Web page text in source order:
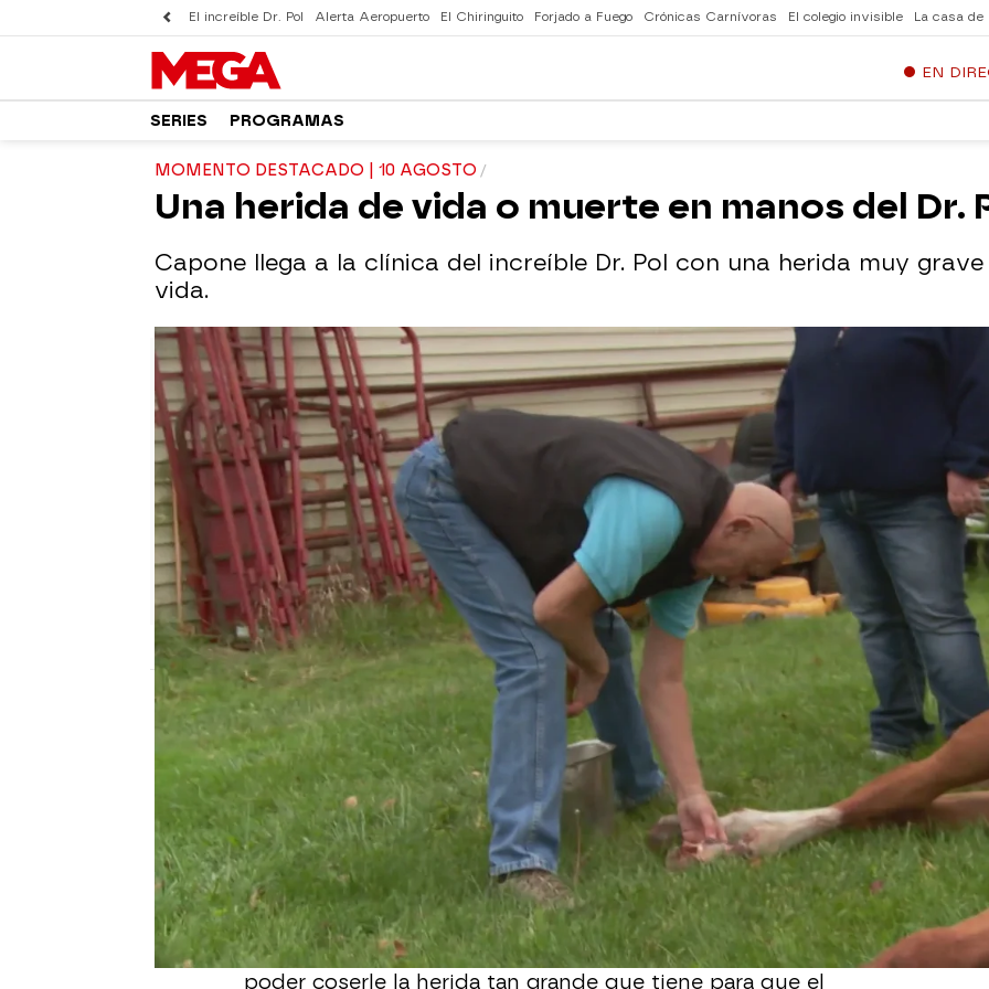
El increíble Dr. Pol Alerta Aeropuerto El Chiringuito Forjado a Fuego Crónicas Carnívoras El colegio invisible La casa de
EN
SERIES PROGRAMAS
MOMENTO DESTACADO | 10 AGOSTO
Una herida de vida o muerte en manos del Dr.
Capone llega a la clínica del increíble Dr. Pol con una herida muy
vida.
mega
Madrid
Publicado: 10 de agosto de 2022, 16:54
WhatsappFacebook
X
Capone llega a la clínica conuna herida en el casco derecho,
todo un reto para el Dr. Pol. Su dueña piensa que se ha
enganchado en el alambre de espino, pero por lo contrario Pol
piensa que se lo he hecho en la cuadra. El caballo está
sufriendo mucho y por eso hay que intervenir de urgencia.No
hay nada bueno bajo el vendaje que trae, se ha rajado
completamente la pezuña. Hay que sedarlo y tumbarlo para
poder coserle la herida tan grande que tiene para que el